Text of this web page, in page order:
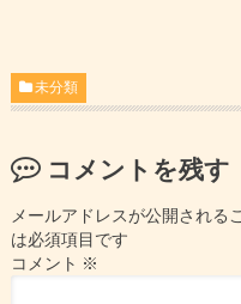
未分類
コメントを残す
メールアドレスが公開される
は必須項目です
コメント ※